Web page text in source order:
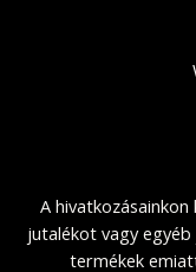
A
jutalékot vagy
termékek